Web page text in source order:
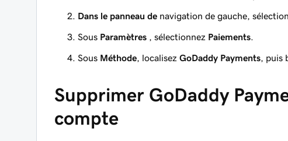
Dans le panneau de navigation de gauche,
Sous Paramètres , sélectionnez Paiements
Sous Méthode , localisez GoDaddy Payments , puis
Supprimer GoDaddy
compte